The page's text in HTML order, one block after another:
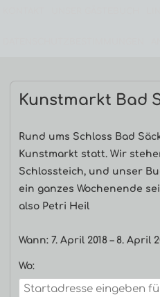
Kunstmarkt Bad
Rund ums Schloss Bad
Kunstmarkt statt. Wir
Schlossteich, und unser
ein ganzes Wochenende
also Petri Heil
Wann: 7. April 2018 – 8. April
Wo:
Haupt-
Seitenleiste